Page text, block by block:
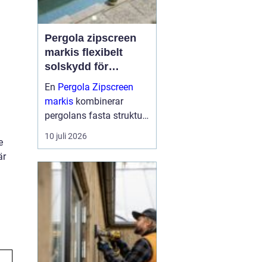
Pergola zipscreen
markis flexibelt
solskydd för
moderna uterum
En Pergola Zipscreen
markis kombinerar
pergolans fasta struktur
med screenmarkisens
smarta solskydd.
som går att använda
större delen av året, med
bra skydd mot sol, vind
och reg...
10 juli 2026